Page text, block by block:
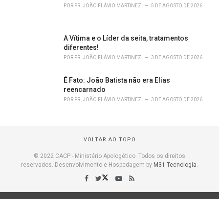
POR PR. JOÃO FLÁVIO MARTINEZ 5 DE AGOSTO DE 2026
A Vítima e o Líder da seita, tratamentos
diferentes!
POR PR. JOÃO FLÁVIO MARTINEZ 3 DE AGOSTO DE 2026
É Fato: João Batista não era Elias
reencarnado
POR PR. JOÃO FLÁVIO MARTINEZ 3 DE AGOSTO DE 2026
VOLTAR AO TOPO
© 2022 CACP - Ministério Apologético. Todos os direitos
reservados. Desenvolvimento e Hospedagem by M31 Tecnologia.